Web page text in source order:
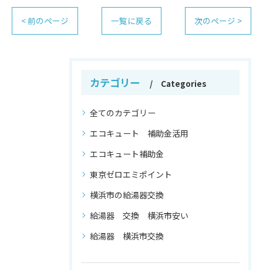
< 前のページ 一覧に戻る 次のページ >
カテゴリー Categories
全てのカテゴリー
エコキュート 補助金活用
エコキュート補助金
東京ゼロエミポイント
横浜市の給湯器交換
給湯器 交換 横浜市安い
給湯器 横浜市交換